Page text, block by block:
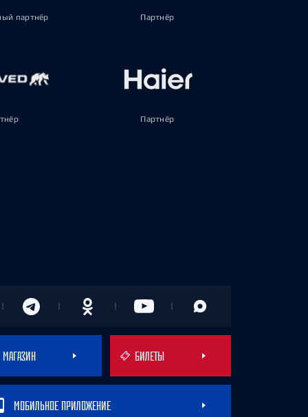
партнёр Партнёр
Партнёр
МАГАЗИН БИЛЕТЫ
МОБИЛЬНОЕ ПРИЛОЖЕНИЕ